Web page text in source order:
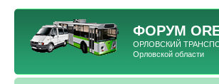
ФОРУМ
ОРЛОВСКИЙ
Орловской области